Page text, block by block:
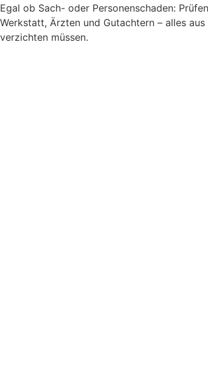
Egal ob Sach- oder Personenschaden:
Werkstatt, Ärzten und Gutachtern – alles
verzichten müssen.